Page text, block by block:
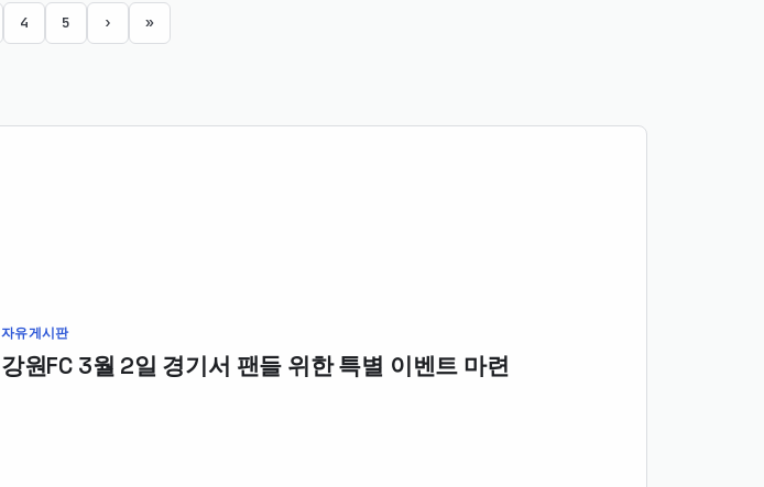
4 5 › »
자유게시판
강원FC 3월 2일 경기서 팬들 위한 특별 이벤트 마련